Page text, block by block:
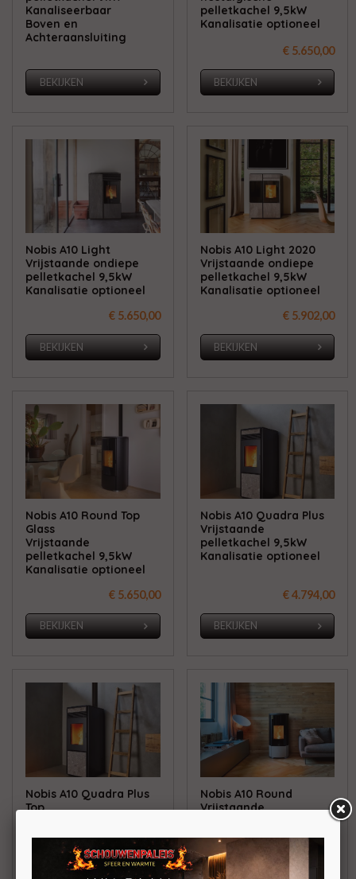
Kanaliseerbaar
Boven en
Achteraansluiting
BEKIJKEN
pelletkachel 9,5kW
Kanalisatie optioneel
€ 5.650,00
BEKIJKEN
Nobis A10 Light
Vrijstaande ondiepe
pelletkachel 9,5kW
Kanalisatie optioneel
€ 5.650,00
BEKIJKEN
Nobis A10 Light 2020
Vrijstaande ondiepe
pelletkachel 9,5kW
Kanalisatie optioneel
€ 5.902,00
BEKIJKEN
Nobis A10 Round Top
Glass
Vrijstaande
pelletkachel 9,5kW
Kanalisatie optioneel
€ 5.650,00
BEKIJKEN
Nobis A10 Quadra Plus
Vrijstaande
pelletkachel 9,5kW
Kanalisatie optioneel
€ 4.794,00
BEKIJKEN
Nobis A10 Quadra Plus
Top
pelletkachel 9,5kW
Kanalisatie optioneel
€ 5.194,00
Nobis A10 Round
Vrijstaande
Kanalisatie optioneel
€ 4.895,00